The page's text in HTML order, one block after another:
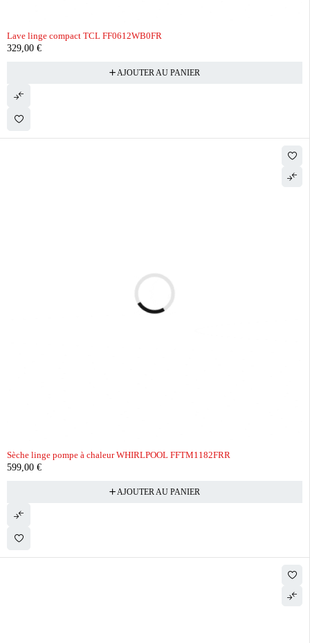
Lave linge compact TCL FF0612WB0FR
329,00 €
AJOUTER AU PANIER
Sèche linge pompe à chaleur WHIRLPOOL FFTM1182FRR
599,00 €
AJOUTER AU PANIER